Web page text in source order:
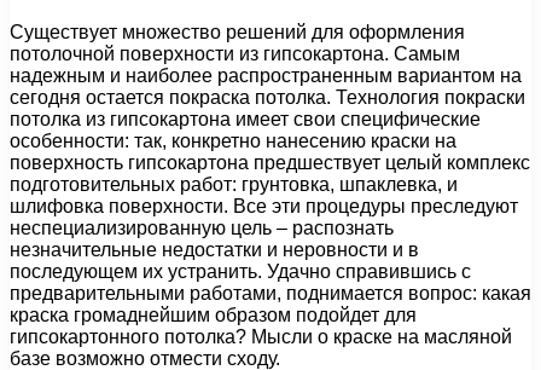
Существует множество решений для оформления
потолочной поверхности из гипсокартона. Самым
надежным и наиболее распространенным вариантом на
сегодня остается покраска потолка. Технология покраски
потолка из гипсокартона имеет свои специфические
особенности: так, конкретно нанесению краски на
поверхность гипсокартона предшествует целый комплекс
подготовительных работ: грунтовка, шпаклевка, и
шлифовка поверхности. Все эти процедуры преследуют
неспециализированную цель – распознать
незначительные недостатки и неровности и в
последующем их устранить. Удачно справившись с
предварительными работами, поднимается вопрос: какая
краска громаднейшим образом подойдет для
гипсокартонного потолка? Мысли о краске на масляной
базе возможно отмести сходу.